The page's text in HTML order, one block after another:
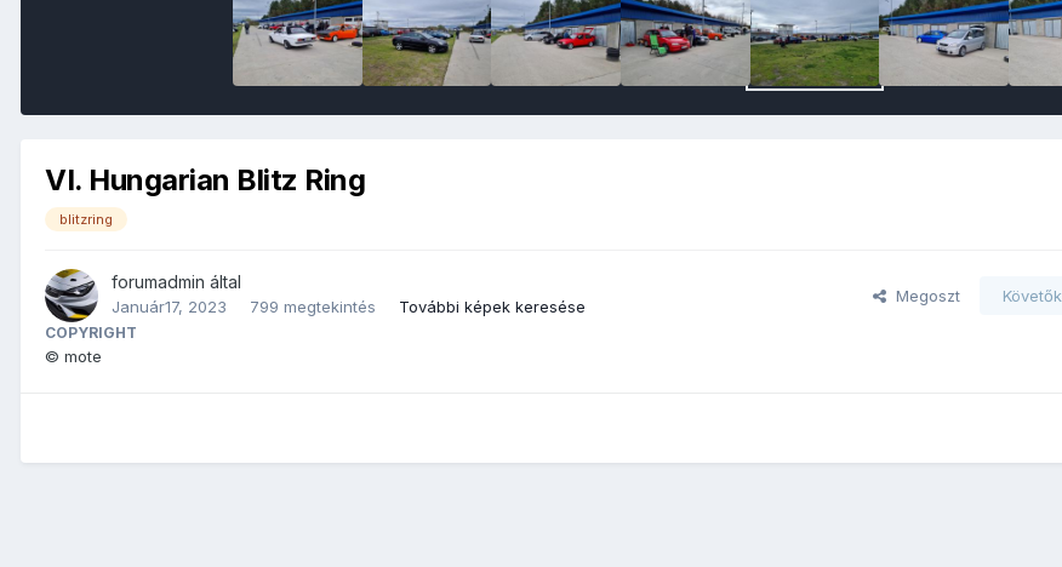
VI. Hungarian Blitz Ring
blitzring
forumadmin által
Január17, 2023 799 megtekintés További képek keresése
Megoszt Követők
COPYRIGHT
© mote